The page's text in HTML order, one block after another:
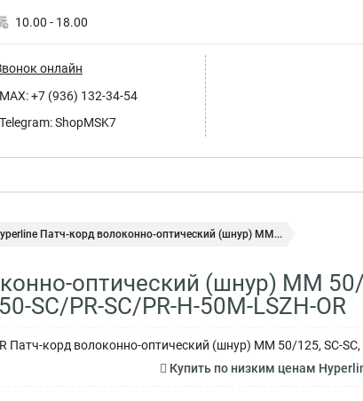
10.00 - 18.00
онлайн
MAX: +7 (936) 132-34-54
Telegram: ShopMSK7
Патч-корд волоконно-оптический (шнур) MM...
оптический (шнур) MM
SC/PR-SC/PR-H-50M-LSZH-OR
Патч-корд волоконно-оптический (шнур) MM 50/125, SC-
Купить по низким ценам